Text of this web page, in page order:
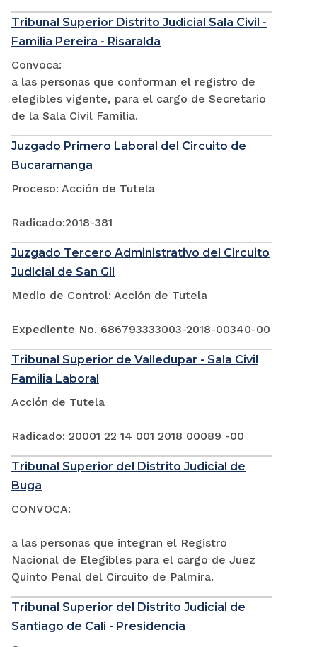
Tribunal Superior Distrito Judicial Sala Civil -
Familia Pereira - Risaralda
Convoca:
a las personas que conforman el registro de
elegibles vigente, para el cargo de Secretario
de la Sala Civil Familia.
Juzgado Primero Laboral del Circuito de
Bucaramanga
Proceso: Acción de Tutela
Radicado:2018-381
Juzgado Tercero Administrativo del Circuito
Judicial de San Gil
Medio de Control: Acción de Tutela
Expediente No. 686793333003-2018-00340-00
Tribunal Superior de Valledupar - Sala Civil
Familia Laboral
Acción de Tutela
Radicado: 20001 22 14 001 2018 00089 -00
Tribunal Superior del Distrito Judicial de
Buga
CONVOCA:
a las personas que integran el Registro
Nacional de Elegibles para el cargo de Juez
Quinto Penal del Circuito de Palmira.
Tribunal Superior del Distrito Judicial de
Santiago de Cali - Presidencia